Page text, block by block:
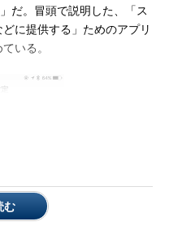
だ。冒頭で説明した、「ス
に提供する」ためのアプリ
いる。
む